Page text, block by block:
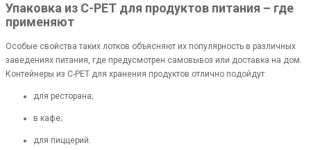
Упаковка из C-PET для продуктов питания – где
применяют
Особые свойства таких лотков объясняют их популярность в различных
заведениях питания, где предусмотрен самовывоз или доставка на дом.
Контейнеры из C-PET для хранения продуктов отлично подойдут:
для ресторана;
в кафе;
для пиццерий.